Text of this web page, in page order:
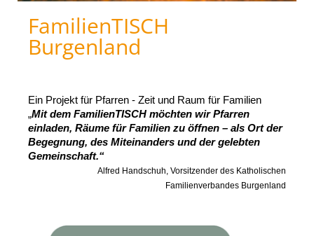
FamilienTISCH
Burgenland
Ein Projekt für Pfarren - Zeit und Raum für Familien
„Mit dem FamilienTISCH möchten wir Pfarren
einladen, Räume für Familien zu öffnen – als Ort der
Begegnung, des Miteinanders und der gelebten
Gemeinschaft.“
Alfred Handschuh, Vorsitzender des Katholischen
Familienverbandes Burgenland